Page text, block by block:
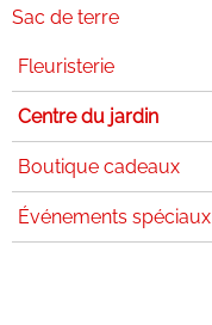
Sac de terre
Fleuristerie
Centre du jardin
Boutique cadeaux
Événements spéciaux